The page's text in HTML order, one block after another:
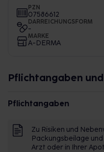
PZN
07586612
DARREICHUNGSFORM
-
MARKE
A-DERMA
Pflichtangaben
Pflichtangaben
Zu Risiken und
Packungsbeilage
Arzt oder in Ihrer